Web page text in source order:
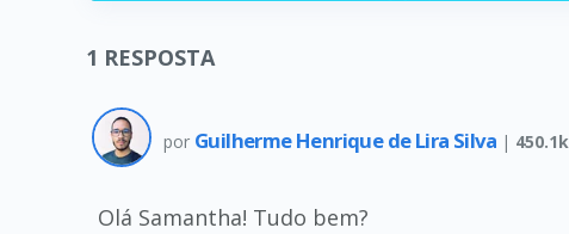
1 RESPOSTA
por Guilherme Henrique de Lira Silva | 450.1k
Olá Samantha! Tudo bem?